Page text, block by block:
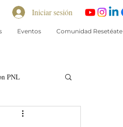
Eventos Comunidad Resetéate
Iniciar sesión
PNL